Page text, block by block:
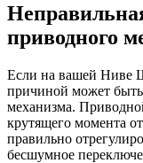
приводного
Если на вашей Ниве
причиной может быть
механизма.
крутящего момента
правильно
бесшумное